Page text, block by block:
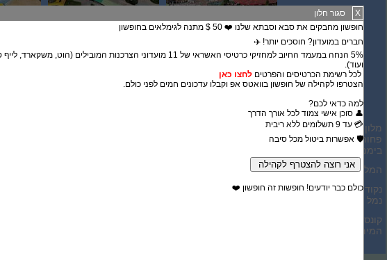
ביממה, אינטרנט אלחוטי חינם ומרכז ספא שזמין תמורת תשלום נוסף.
המלון בדירוג 4 כוכבים ומציע סאונה, גישה חופשית לפארק מים ולמתקני שעשועים לילדים. תוכלו גם לשחק טניס או לשכור רכב במקום.
נמל התעופה הקרוב ביותר הוא בורגס (Burgas), שנמצא במרחק של 28 ק“מ, והמלון מציע שירות הסעות בתשלום מ/אל נמל התעופה.
המים עם משקאות בכוסות פלסטיק מהבר של המלון.
X
סגור חלון
חופשון מחבקים את סבא וסבתא שלנו ❤️ 50 $ מתנה לגימלאים בחופשון
חברים במועדון? חוסכים יותר! ✈️
5% הנחה במעמד החיוב למחזיקי כרטיסי האשראי של 11 מועדוני הצרכנות המובילים (הוט,
ועוד).
לכל רשימת הכרטיסים והפרטים לחצו כאן
הצטרפו לקהילה של חופשון בוואטס אפ וקבלו עדכונים חמים לפני כולם.
​למה כדאי לכם?
​👤 סוכן אישי צמוד לכל אורך הדרך
​💳 עד 9 תשלומים ללא ריבית
​🛡️ אפשרות ביטול מכל סיבה
כולם כבר יודעים! חופשות זה חופשון ❤️